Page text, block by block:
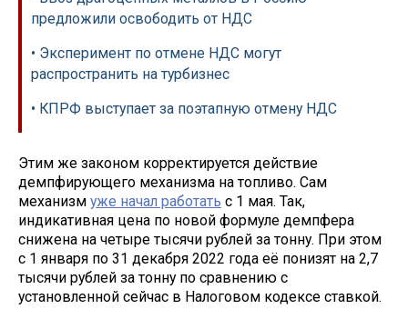
предложили освободить от НДС
• Эксперимент по отмене НДС могут
распространить на турбизнес
• КПРФ выступает за поэтапную отмену НДС
Этим же законом корректируется действие
демпфирующего механизма на топливо. Сам
механизм уже начал работать с 1 мая. Так,
индикативная цена по новой формуле демпфера
снижена на четыре тысячи рублей за тонну. При этом
с 1 января по 31 декабря 2022 года её понизят на 2,7
тысячи рублей за тонну по сравнению с
установленной сейчас в Налоговом кодексе ставкой.